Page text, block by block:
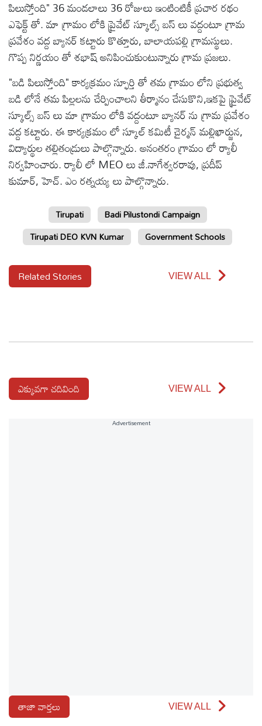
పిలుస్తోంది" 36 మండలాలు 36 రోజులు ఇంటింటికీ ప్రచార రథం
ఎఫెక్ట్ తో. మా గ్రామం లోకి ప్రైవేట్ స్కూల్స్ బస్ లు వద్దంటూ గ్రామ
ప్రవేశం వద్ద బ్యానర్ కట్టారు కొత్తూరు, బాలాయపల్లి గ్రామస్థులు.
గొప్ప నిర్ణయం తో శభాష్ అనిపించుకుంటున్నారు గ్రామ ప్రజలు.
"బడి పిలుస్తోంది" కార్యక్రమం స్ఫూర్తి తో తమ గ్రామం లోని ప్రభుత్వ
బడి లోనే తమ పిల్లలను చేర్పించాలని తీర్మానం చేసుకొని,ఇకపై ప్రైవేట్
స్కూల్స్ బస్ లు మా గ్రామం లోకి వద్దంటూ బ్యానర్ ను గ్రామ ప్రవేశం
వద్ద కట్టారు. ఈ కార్యక్రమం లో స్కూల్ కమిటీ చైర్మన్ మల్లిఖార్జున,
విద్యార్థుల తల్లితండ్రులు పాల్గొన్నారు. అనంతరం గ్రామం లో ర్యాలీ
నిర్వహించారు. ర్యాలీ లో MEO లు జీ.నాగేశ్వరరావు, ప్రదీప్
కుమార్, హెచ్. ఎం రత్నయ్య లు పాల్గొన్నారు.
Tirupati
Badi Pilustondi Campaign
Tirupati DEO KVN Kumar
Government Schools
Related Stories VIEW ALL
ఎక్కువగా చదివింది VIEW ALL
Advertisement
తాజా వార్తలు VIEW ALL